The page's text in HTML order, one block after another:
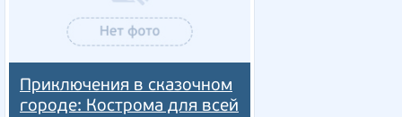
Приключения в сказочном
городе: Кострома для всей